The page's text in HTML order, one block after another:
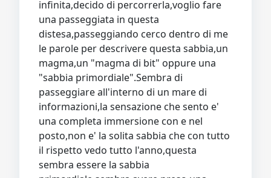
infinita,decido di percorrerla,voglio fare
una passeggiata in questa
distesa,passeggiando cerco dentro di me
le parole per descrivere questa sabbia,un
magma,un "magma di bit" oppure una
"sabbia primordiale".Sembra di
passeggiare all'interno di un mare di
informazioni,la sensazione che sento e'
una completa immersione con e nel
posto,non e' la solita sabbia che con tutto
il rispetto vedo tutto l'anno,questa
sembra essere la sabbia